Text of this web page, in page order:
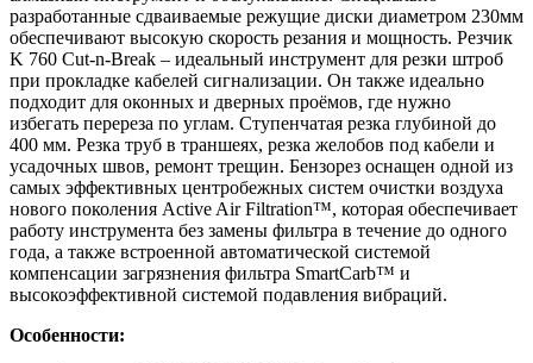
разработанные сдваиваемые режущие диски диаметром 230мм
обеспечивают высокую скорость резания и мощность. Резчик
K 760 Cut-n-Break – идеальный инструмент для резки штроб
при прокладке кабелей сигнализации. Он также идеально
подходит для оконных и дверных проёмов, где нужно
избегать перереза по углам. Ступенчатая резка глубиной до
400 мм. Резка труб в траншеях, резка желобов под кабели и
усадочных швов, ремонт трещин. Бензорез оснащен одной из
самых эффективных центробежных систем очистки воздуха
нового поколения Active Air Filtration™, которая обеспечивает
работу инструмента без замены фильтра в течение до одного
года, а также встроенной автоматической системой
компенсации загрязнения фильтра SmartCarb™ и
высокоэффективной системой подавления вибраций.
Особенности: